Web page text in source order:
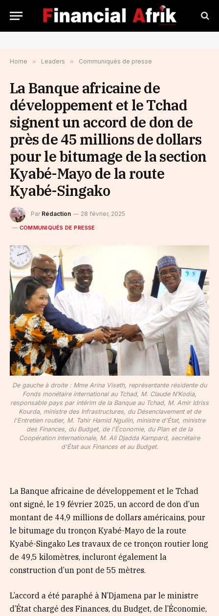
Home » Leaders » Communiqués de presse
La Banque africaine de
développement et le Tchad
signent un accord de don de
près de 45 millions de dollars
pour le bitumage de la section
Kyabé-Mayo de la route
Kyabé-Singako
Par Rédaction 28 février, 2025
COMMUNIQUÉS DE PRESSE
De gauche à droite : Mme Arina Viseth, représentante résidente du
Fonds monétaire international au Tchad, M. Claude N’Kodia,
responsable pays par intérim de la Banque au Tchad, M. Amir Idriss
Kourda, ministre des Infrastructures, du Désenclavement et de
l'Entretien routier, M. Tahir Hamid Nguilin, ministre d'État, ministre
des Finances, du Budget, de l'Économie, du Plan et de la
Coopération internationale, M. Ali Djadda Kampard, secrétaire
d'État aux Finances et au Budget.
La Banque africaine de développement et le Tchad
ont signé, le 19 février 2025, un accord de don d’un
montant de 44,9 millions de dollars américains, pour
le bitumage du tronçon Kyabé-Mayo de la route
Kyabé-Singako Les travaux de ce tronçon routier long
de 49,5 kilomètres, incluront également la
construction d’un pont de 55 mètres.
L’accord a été paraphé à N’Djamena par le ministre
d’État chargé des Finances, du Budget, de l’Économie,